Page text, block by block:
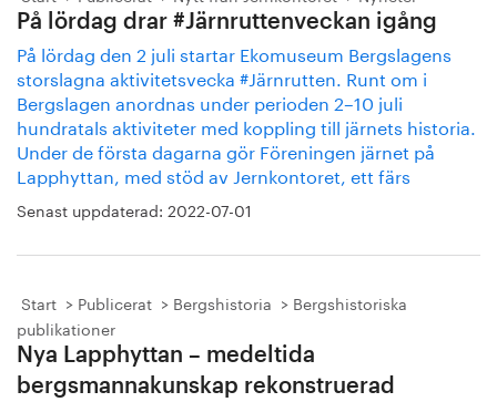
På lördag drar #Järnruttenveckan igång
På lördag den 2 juli startar Ekomuseum Bergslagens
storslagna aktivitetsvecka #Järnrutten. Runt om i
Bergslagen anordnas under perioden 2–10 juli
hundratals aktiviteter med koppling till järnets historia.
Under de första dagarna gör Föreningen järnet på
Lapphyttan, med stöd av Jernkontoret, ett färs
Senast uppdaterad: 2022-07-01
Start Publicerat Bergshistoria
Bergshistoriska
publikationer
Nya Lapphyttan – medeltida
bergsmannakunskap rekonstruerad